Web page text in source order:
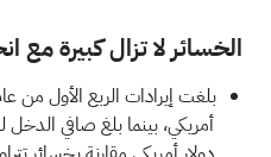
الخسائر لا تزال كبيرة مع